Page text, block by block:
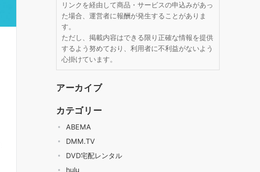
リンクを経由して商品・サービスの申込みがあっ
た場合、運営者に報酬が発生することがありま
す。
ただし、掲載内容はできる限り正確な情報を提供
するよう努めており、利用者に不利益がないよう
心掛けています。
アーカイブ
カテゴリー
ABEMA
DMM.TV
DVD宅配レンタル
hulu